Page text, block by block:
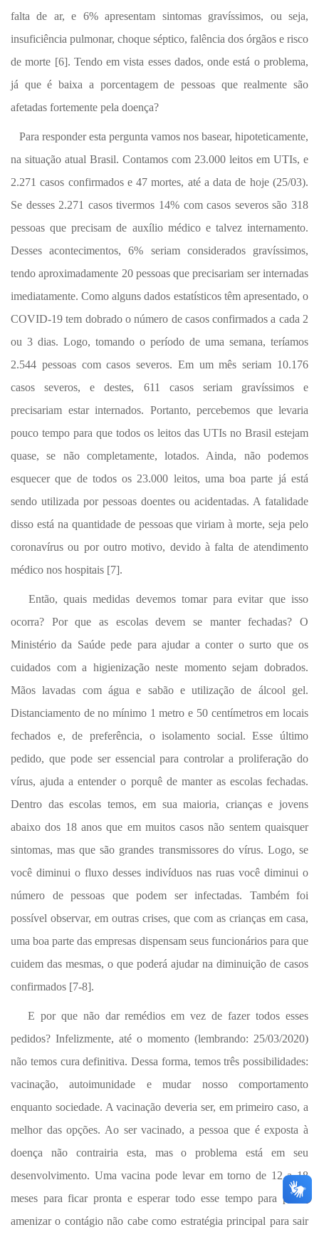
falta de ar, e 6% apresentam sintomas gravíssimos, ou seja,
insuficiência pulmonar, choque séptico, falência dos órgãos e risco
de morte [6]. Tendo em vista esses dados, onde está o problema,
já que é baixa a porcentagem de pessoas que realmente são
afetadas fortemente pela doença?
Para responder esta pergunta vamos nos basear, hipoteticamente,
na situação atual Brasil. Contamos com 23.000 leitos em UTIs, e
2.271 casos confirmados e 47 mortes, até a data de hoje (25/03).
Se desses 2.271 casos tivermos 14% com casos severos são 318
pessoas que precisam de auxílio médico e talvez internamento.
Desses acontecimentos, 6% seriam considerados gravíssimos,
tendo aproximadamente 20 pessoas que precisariam ser internadas
imediatamente. Como alguns dados estatísticos têm apresentado, o
COVID-19 tem dobrado o número de casos confirmados a cada 2
ou 3 dias. Logo, tomando o período de uma semana, teríamos
2.544 pessoas com casos severos. Em um mês seriam 10.176
casos severos, e destes, 611 casos seriam gravíssimos e
precisariam estar internados. Portanto, percebemos que levaria
pouco tempo para que todos os leitos das UTIs no Brasil estejam
quase, se não completamente, lotados. Ainda, não podemos
esquecer que de todos os 23.000 leitos, uma boa parte já está
sendo utilizada por pessoas doentes ou acidentadas. A fatalidade
disso está na quantidade de pessoas que viriam à morte, seja pelo
coronavírus ou por outro motivo, devido à falta de atendimento
médico nos hospitais [7].
Então, quais medidas devemos tomar para evitar que isso
ocorra? Por que as escolas devem se manter fechadas? O
Ministério da Saúde pede para ajudar a conter o surto que os
cuidados com a higienização neste momento sejam dobrados.
Mãos lavadas com água e sabão e utilização de álcool gel.
Distanciamento de no mínimo 1 metro e 50 centímetros em locais
fechados e, de preferência, o isolamento social. Esse último
pedido, que pode ser essencial para controlar a proliferação do
vírus, ajuda a entender o porquê de manter as escolas fechadas.
Dentro das escolas temos, em sua maioria, crianças e jovens
abaixo dos 18 anos que em muitos casos não sentem quaisquer
sintomas, mas que são grandes transmissores do vírus. Logo, se
você diminui o fluxo desses indivíduos nas ruas você diminui o
número de pessoas que podem ser infectadas. Também foi
possível observar, em outras crises, que com as crianças em casa,
uma boa parte das empresas dispensam seus funcionários para que
cuidem das mesmas, o que poderá ajudar na diminuição de casos
confirmados [7-8].
E por que não dar remédios em vez de fazer todos esses
pedidos? Infelizmente, até o momento (lembrando: 25/03/2020)
não temos cura definitiva. Dessa forma, temos três possibilidades:
vacinação, autoimunidade e mudar nosso comportamento
enquanto sociedade. A vacinação deveria ser, em primeiro caso, a
melhor das opções. Ao ser vacinado, a pessoa que é exposta à
doença não contrairia esta, mas o problema está em seu
desenvolvimento. Uma vacina pode levar em torno de 12 a 18
meses para ficar pronta e esperar todo esse tempo para poder
amenizar o contágio não cabe como estratégia principal para sair